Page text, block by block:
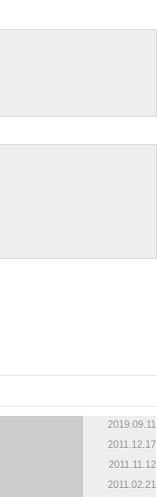
2019.09.11
2011.12.17
2011.11.12
2011.02.21